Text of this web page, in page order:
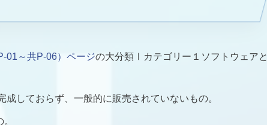
01～共P-06）ページの大分類Ⅰカテゴリー１ソフトウェアと
しておらず、一般的に販売されていないもの。